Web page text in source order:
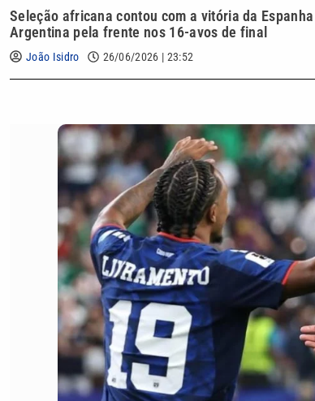
Seleção africana contou com a vitória da
Argentina pela frente nos 16-avos de final
João Isidro 26/06/2026 | 23:52